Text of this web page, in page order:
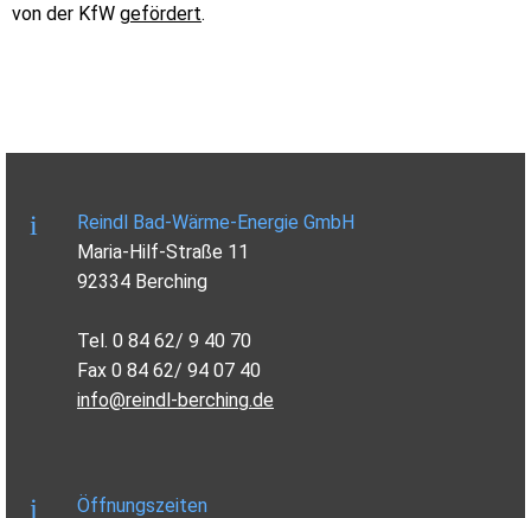
von der KfW gefördert.
Reindl Bad-Wärme-Energie GmbH
Maria-Hilf-Straße 11
92334 Berching
Tel. 0 84 62/ 9 40 70
Fax 0 84 62/ 94 07 40
info@reindl-berching.de
Öffnungszeiten